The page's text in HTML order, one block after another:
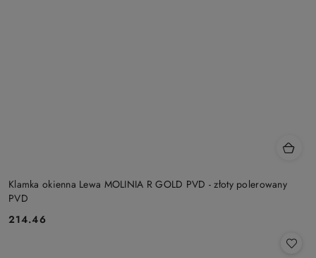
Klamka okienna Lewa MOLINIA R GOLD PVD - złoty polerowany
PVD
Cena:
214.46